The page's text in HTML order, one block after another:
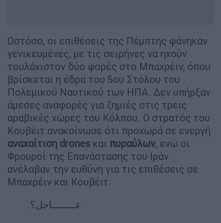
Ωστόσο, οι επιθέσεις της Πέμπτης φάνηκαν
γενικευμένες, με τις σειρήνες να ηχούν
τουλάχιστον δύο φορές στο Μπαχρέιν, όπου
βρίσκεται η έδρα του 5ου Στόλου του
Πολεμικού Ναυτικού των ΗΠΑ. Δεν υπήρξαν
άμεσες αναφορές για ζημιές στις τρεις
αραβικές χώρες του Κόλπου. Ο στρατός του
Κουβέιτ ανακοίνωσε ότι προχωρά σε ενεργή
αναχαίτιση drones και πυραύλων, ενώ οι
Φρουροί της Επανάστασης του Ιράν
ανέλαβαν την ευθύνη για τις επιθέσεις σε
Μπαχρέιν και Κουβέιτ.
عــــــــاجل؟.